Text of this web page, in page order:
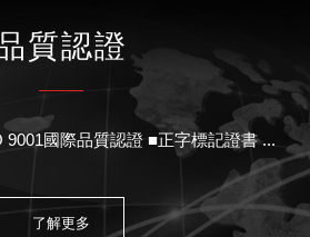
質認證
9001國際品質認證 ■正字標記證書 ...
了解更多